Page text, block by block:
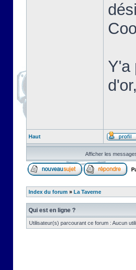
Y'a
Haut
Afficher les
Index du forum » La Taverne
Qui est en ligne ?
Utilisateur(s) parcourant ce forum : Aucun